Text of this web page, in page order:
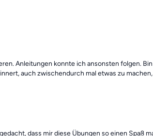
Anleitungen konnte ich ansonsten folgen.
auch zwischendurch mal etwas zu
dass mir diese Übungen so einen Spaß